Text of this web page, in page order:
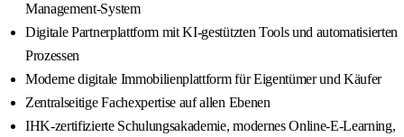
Management-System
Digitale Partnerplattform mit KI-gestützten Tools und automatisierten
Prozessen
Moderne digitale Immobilienplattform für Eigentümer und Käufer
Zentralseitige Fachexpertise auf allen Ebenen
IHK-zertifizierte Schulungsakademie, modernes Online-E-Learning,